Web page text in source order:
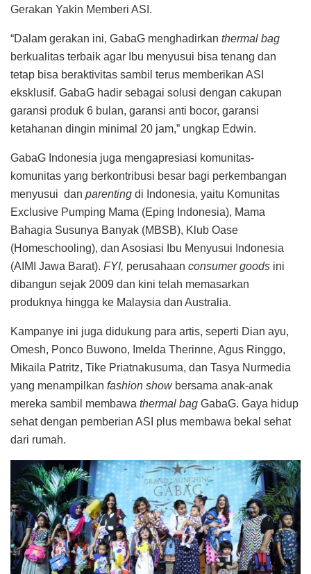
Gerakan Yakin Memberi ASI.
“Dalam gerakan ini, GabaG menghadirkan thermal bag
berkualitas terbaik agar Ibu menyusui bisa tenang dan
tetap bisa beraktivitas sambil terus memberikan ASI
eksklusif. GabaG hadir sebagai solusi dengan cakupan
garansi produk 6 bulan, garansi anti bocor, garansi
ketahanan dingin minimal 20 jam,” ungkap Edwin.
GabaG Indonesia juga mengapresiasi komunitas-
komunitas yang berkontribusi besar bagi perkembangan
menyusui dan parenting di Indonesia, yaitu Komunitas
Exclusive Pumping Mama (Eping Indonesia), Mama
Bahagia Susunya Banyak (MBSB), Klub Oase
(Homeschooling), dan Asosiasi Ibu Menyusui Indonesia
(AIMI Jawa Barat). FYI, perusahaan consumer goods ini
dibangun sejak 2009 dan kini telah memasarkan
produknya hingga ke Malaysia dan Australia.
Kampanye ini juga didukung para artis, seperti Dian ayu,
Omesh, Ponco Buwono, Imelda Therinne, Agus Ringgo,
Mikaila Patritz, Tike Priatnakusuma, dan Tasya Nurmedia
yang menampilkan fashion show bersama anak-anak
mereka sambil membawa thermal bag GabaG. Gaya hidup
sehat dengan pemberian ASI plus membawa bekal sehat
dari rumah.